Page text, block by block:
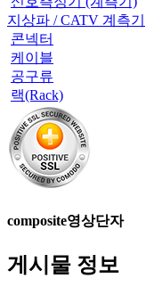
지상파 / CATV 계측기
콘넥터
케이블
공구류
랙(Rack)
composite영상단자
게시물 정보